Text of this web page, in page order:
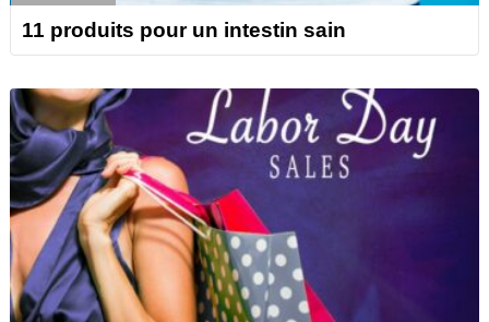
11 produits pour un intestin sain